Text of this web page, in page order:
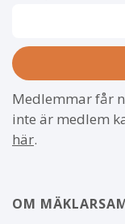
Medlemmar får
inte är medlem
här.
OM